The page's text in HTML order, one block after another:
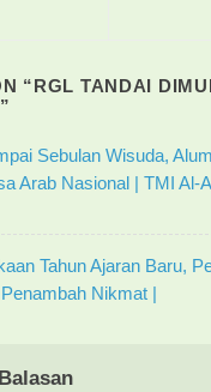
“RGL TANDAI
”
Sebulan Wisuda,
Arab Nasional | TMI Al-
Tahun Ajaran Baru,
Nikmat |